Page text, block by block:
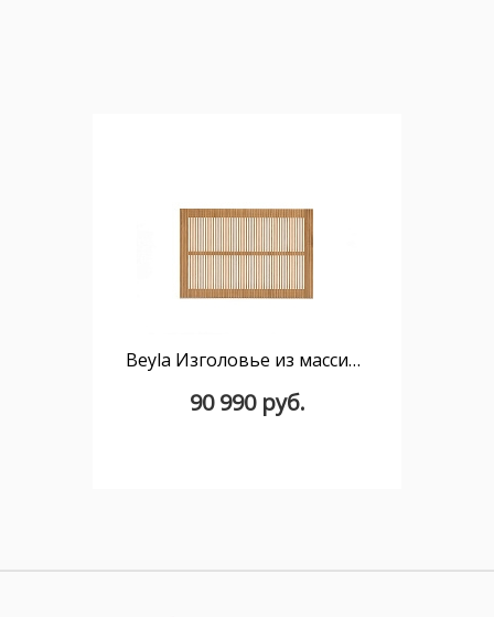
Beyla Изголовье из массива ясеня для кроватей шириной 90 см
90 990 руб.